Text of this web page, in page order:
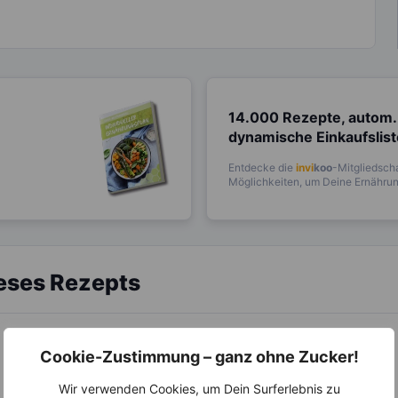
Cookie-Zustimmung – ganz ohne Zucker!
Wir verwenden Cookies, um Dein Surferlebnis zu
14.000 Rezepte,
dynamische
Entdecke die invikoo-
Möglichkeiten, um Deine
Rezepts